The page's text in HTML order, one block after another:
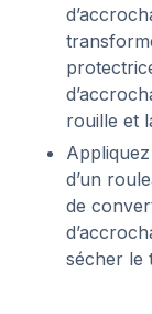
rouille et
d’un
de
sécher le